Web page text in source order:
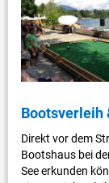
Bootsverleih
Direkt vor dem
Bootshaus bei
See erkunden